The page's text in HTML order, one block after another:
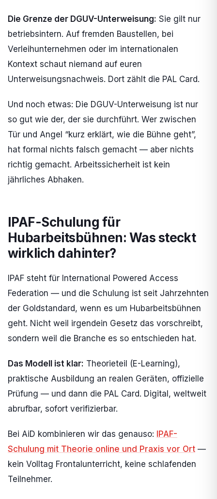
Die Grenze der DGUV-Unterweisung: Sie gilt nur
betriebsintern. Auf fremden Baustellen, bei
Verleihunternehmen oder im internationalen
Kontext schaut niemand auf euren
Unterweisungsnachweis. Dort zählt die PAL Card.
Und noch etwas: Die DGUV-Unterweisung ist nur
so gut wie der, der sie durchführt. Wer zwischen
Tür und Angel “kurz erklärt, wie die Bühne geht”,
hat formal nichts falsch gemacht — aber nichts
richtig gemacht. Arbeitssicherheit ist kein
jährliches Abhaken.
IPAF-Schulung für
Hubarbeitsbühnen: Was steckt
wirklich dahinter?
IPAF steht für International Powered Access
Federation — und die Schulung ist seit Jahrzehnten
der Goldstandard, wenn es um Hubarbeitsbühnen
geht. Nicht weil irgendein Gesetz das vorschreibt,
sondern weil die Branche es so entschieden hat.
Das Modell ist klar: Theorieteil (E-Learning),
praktische Ausbildung an realen Geräten, offizielle
Prüfung — und dann die PAL Card. Digital, weltweit
abrufbar, sofort verifizierbar.
Bei AiD kombinieren wir das genauso: IPAF-
Schulung mit Theorie online und Praxis vor Ort —
kein Volltag Frontalunterricht, keine schlafenden
Teilnehmer.